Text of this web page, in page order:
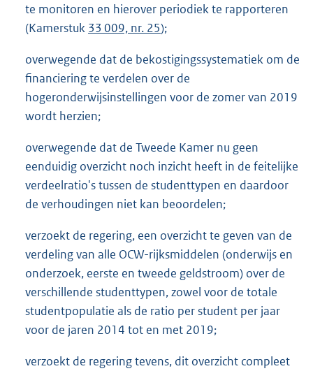
te monitoren en hierover periodiek te rapporteren
(Kamerstuk 33 009, nr. 25);
overwegende dat de bekostigingssystematiek om de
financiering te verdelen over de
hogeronderwijsinstellingen voor de zomer van 2019
wordt herzien;
overwegende dat de Tweede Kamer nu geen
eenduidig overzicht noch inzicht heeft in de feitelijke
verdeelratio's tussen de studenttypen en daardoor
de verhoudingen niet kan beoordelen;
verzoekt de regering, een overzicht te geven van de
verdeling van alle OCW-rijksmiddelen (onderwijs en
onderzoek, eerste en tweede geldstroom) over de
verschillende studenttypen, zowel voor de totale
studentpopulatie als de ratio per student per jaar
voor de jaren 2014 tot en met 2019;
verzoekt de regering tevens, dit overzicht compleet